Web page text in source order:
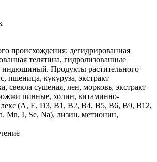
происхождения: дегидрированная
телятина, гидролизованные
Продукты растительного
пшеница, кукуруза, экстракт
свекла сушеная, лен, морковь, экстракт
пивные, холин, витаминно-
(А, E, D3, В1, В2, В4, В5, В6, В9, В12,
Mn, I, Se, Na), лизин, метионин,